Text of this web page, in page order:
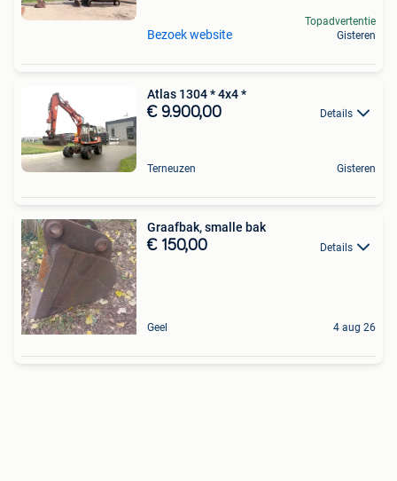
Bezoek website
Topadvertentie
Gisteren
Atlas 1304 * 4x4 *
€ 9.900,00 Details
Terneuzen Gisteren
Graafbak, smalle bak
€ 150,00 Details
Geel 4 aug 26